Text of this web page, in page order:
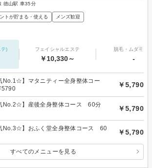
徳山駅 車35分
トが貯まる・使える メンズ歓迎
) フェイシャルエステ
￥10,330～
脱毛・ムダ毛処
-
】マタニティー全身整体コー
￥5,790
No.2☆】産後全身整体コース 60分
￥5,790
No.3☆】おふく堂全身整体コース 60
￥5,790
すべてのメニューを見る